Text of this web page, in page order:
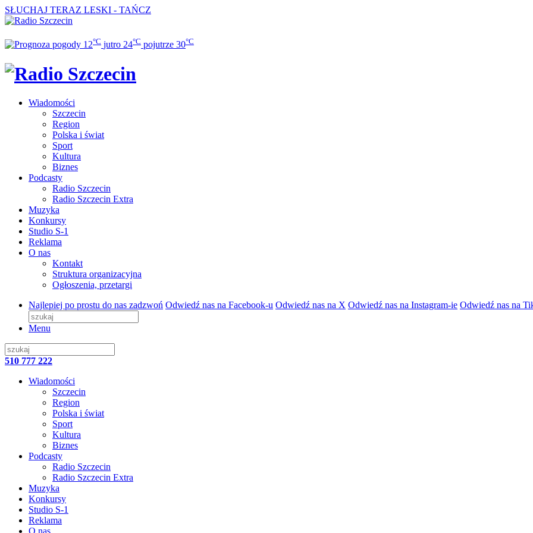
SŁUCHAJ TERAZ LESKI - TAŃCZ
12°C jutro 24°C pojutrze 30°C
Wiadomości
Szczecin
Region
Polska i świat
Sport
Kultura
Biznes
Podcasty
Radio Szczecin
Radio Szczecin Extra
Muzyka
Konkursy
Studio S-1
Reklama
O nas
Kontakt
Struktura organizacyjna
Ogłoszenia, przetargi
Najlepiej po prostu do nas zadzwoń Odwiedź nas na Facebook-u Odwiedź nas na X Odwiedź nas na Instagram-ie Odwiedź nas na
Menu
510 777 222
Wiadomości
Szczecin
Region
Polska i świat
Sport
Kultura
Biznes
Podcasty
Radio Szczecin
Radio Szczecin Extra
Muzyka
Konkursy
Studio S-1
Reklama